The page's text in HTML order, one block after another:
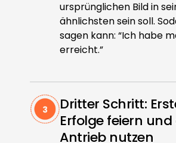
ursprünglichen Bild in
ähnlichsten sein soll.
sagen kann: “Ich habe
erreicht.”
Dritter Schritt:
Erfolge feiern
Antrieb nutzen